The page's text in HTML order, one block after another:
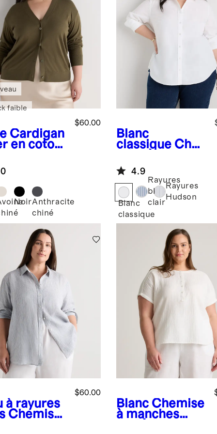
Cardigan
en coton
$60.00
faible
NoirAnthracite
chiné
Blanc
classique Che
manches
longues en
popeline 100 %
coton
biologique
4.9
Blanc
classique
Rayures
bleu
clair
Rayures
Hudson
à rayures
Chemise
$60.00
Blanc Chemise
à manches